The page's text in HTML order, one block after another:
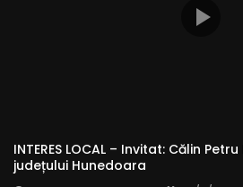
INTERES LOCAL – Invitat: Călin
județului Hunedoara